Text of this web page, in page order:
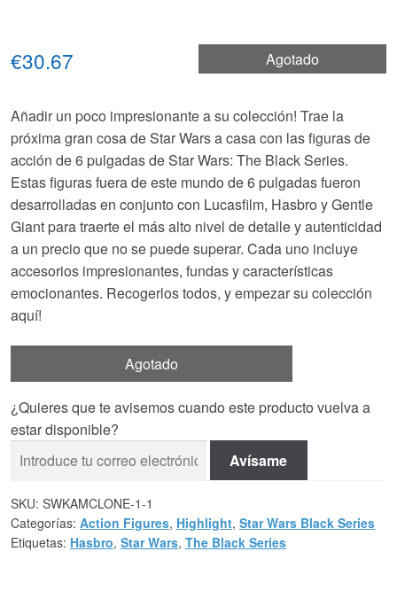
Agotado
€30.67
Añadir un poco impresionante a su colección! Trae la
próxima gran cosa de Star Wars a casa con las figuras de
acción de 6 pulgadas de Star Wars: The Black Series.
Estas figuras fuera de este mundo de 6 pulgadas fueron
desarrolladas en conjunto con Lucasfilm, Hasbro y Gentle
Giant para traerte el más alto nivel de detalle y autenticidad
a un precio que no se puede superar. Cada uno incluye
accesorios impresionantes, fundas y características
emocionantes. Recogerlos todos, y empezar su colección
aquí!
Agotado
¿Quieres que te avisemos cuando este producto vuelva a
estar disponible?
Avísame
SKU: SWKAMCLONE-1-1
Categorías: Action Figures, Highlight, Star Wars Black Series
Etiquetas: Hasbro, Star Wars, The Black Series